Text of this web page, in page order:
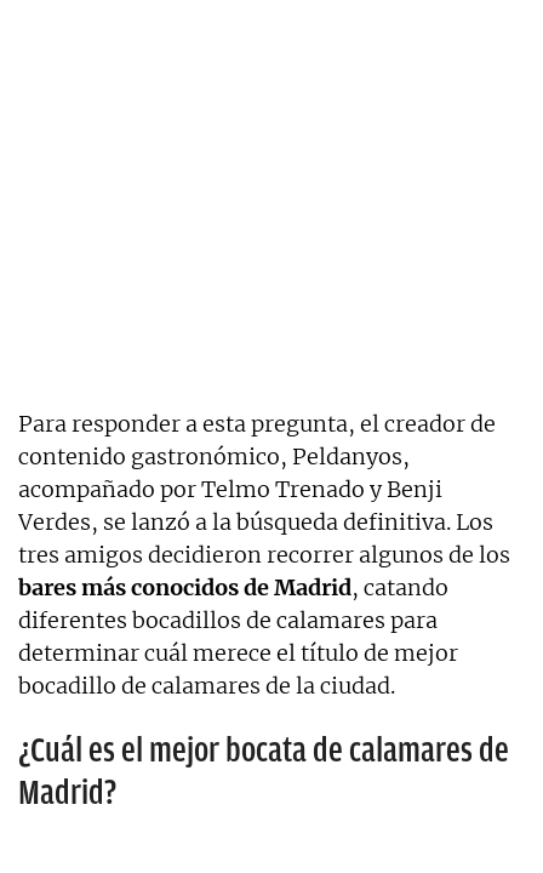
Para responder a esta pregunta, el creador de
contenido gastronómico, Peldanyos,
acompañado por Telmo Trenado y Benji
Verdes, se lanzó a la búsqueda definitiva. Los
tres amigos decidieron recorrer algunos de los
bares más conocidos de Madrid, catando
diferentes bocadillos de calamares para
determinar cuál merece el título de mejor
bocadillo de calamares de la ciudad.
¿Cuál es el mejor bocata de calamares de
Madrid?